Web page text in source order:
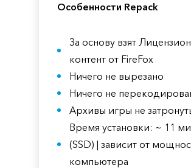
Особенности Repack
За основу взят
контент от FireFox
Ничего не вырезано
Ничего не
Архивы игры не
Время установки: ~ 11
(SSD) | зависит от
компьютера